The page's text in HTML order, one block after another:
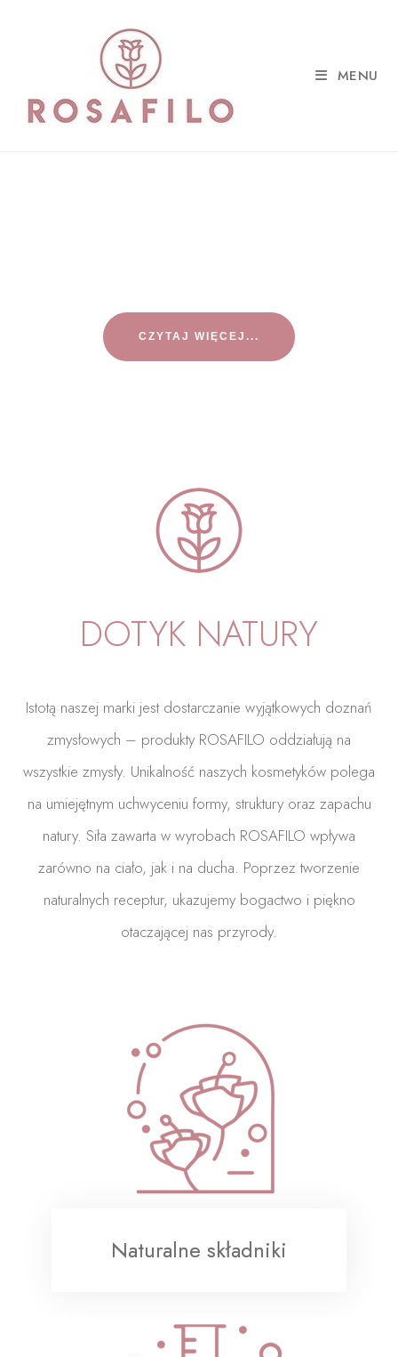
MENU
CZYTAJ WIĘCEJ...
DOTYK NATURY
Istotą naszej marki jest dostarczanie wyjątkowych doznań
zmysłowych – produkty ROSAFILO oddziałują na
wszystkie zmysły. Unikalność naszych kosmetyków polega
na umiejętnym uchwyceniu formy, struktury oraz zapachu
natury. Siła zawarta w wyrobach ROSAFILO wpływa
zarówno na ciało, jak i na ducha. Poprzez tworzenie
naturalnych receptur, ukazujemy bogactwo i piękno
otaczającej nas przyrody.
Naturalne składniki